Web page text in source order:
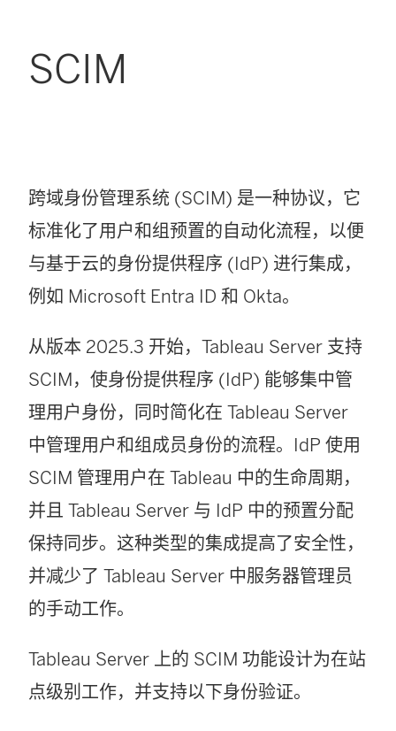
SCIM
跨域身份管理系统 (SCIM) 是一种协议，它
标准化了用户和组预置的自动化流程，以便
与基于云的身份提供程序 (IdP) 进行集成，
例如 Microsoft Entra ID 和 Okta。
从版本 2025.3 开始，Tableau Server 支持
SCIM，使身份提供程序 (IdP) 能够集中管
理用户身份，同时简化在 Tableau Server
中管理用户和组成员身份的流程。IdP 使用
SCIM 管理用户在 Tableau 中的生命周期，
并且 Tableau Server 与 IdP 中的预置分配
保持同步。这种类型的集成提高了安全性，
并减少了 Tableau Server 中服务器管理员
的手动工作。
Tableau Server 上的 SCIM 功能设计为在站
点级别工作，并支持以下身份验证。